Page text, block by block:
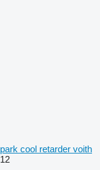
park cool retarder voith
12